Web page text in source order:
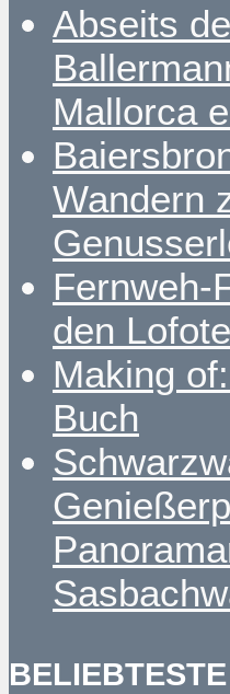
Abseits
Mallorca
Wandern
Fernweh-
den
Making
Buch